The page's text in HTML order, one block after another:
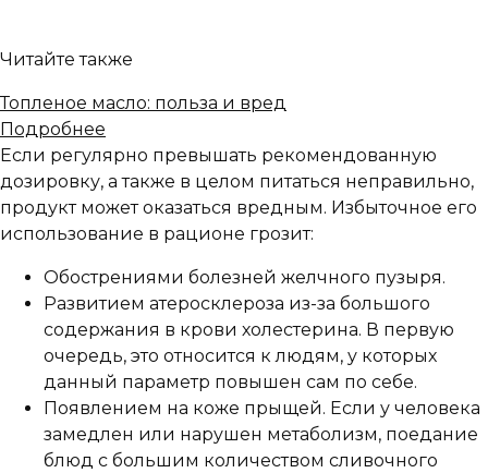
Читайте также
Топленое масло: польза и вред
Подробнее
Если регулярно превышать рекомендованную
дозировку, а также в целом питаться неправильно,
продукт может оказаться вредным. Избыточное его
использование в рационе грозит:
Обострениями болезней желчного пузыря.
Развитием атеросклероза из-за большого
содержания в крови холестерина. В первую
очередь, это относится к людям, у которых
данный параметр повышен сам по себе.
Появлением на коже прыщей. Если у человека
замедлен или нарушен метаболизм, поедание
блюд с большим количеством сливочного